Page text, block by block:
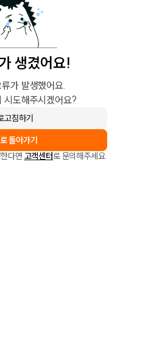
생겼어요!
가 발생했어요.
시도해주시겠어요?
고침하기
돌아가기
다면 고객센터로 문의해주세요.